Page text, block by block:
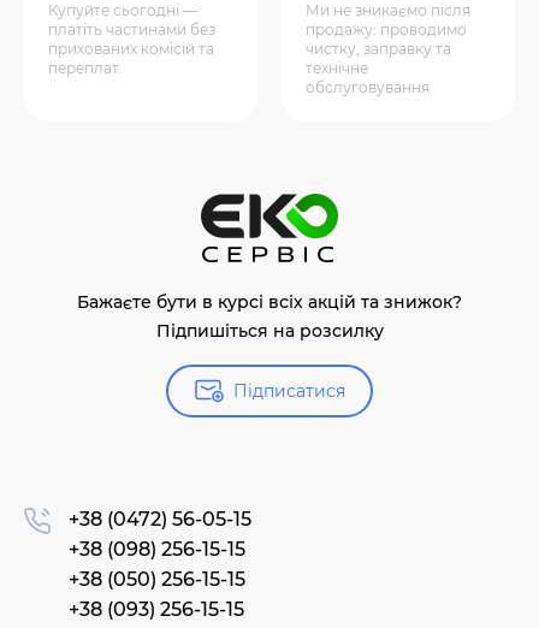
Купуйте сьогодні —
платіть частинами без
прихованих комісій та
переплат.
Ми не зникаємо після
продажу: проводимо
чистку, заправку та
технічне
обслуговування
Бажаєте бути в курсі всіх акцій та знижок?
Підпишіться на розсилку
Підписатися
+38 (0472) 56-05-15
+38 (098) 256-15-15
+38 (050) 256-15-15
+38 (093) 256-15-15